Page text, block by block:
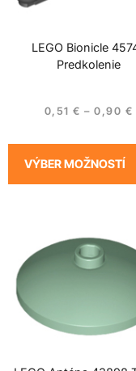
LEGO Bionicle
Predkolenie
0,51€ – 0,90 €
VÝBER MOŽNOSTÍ